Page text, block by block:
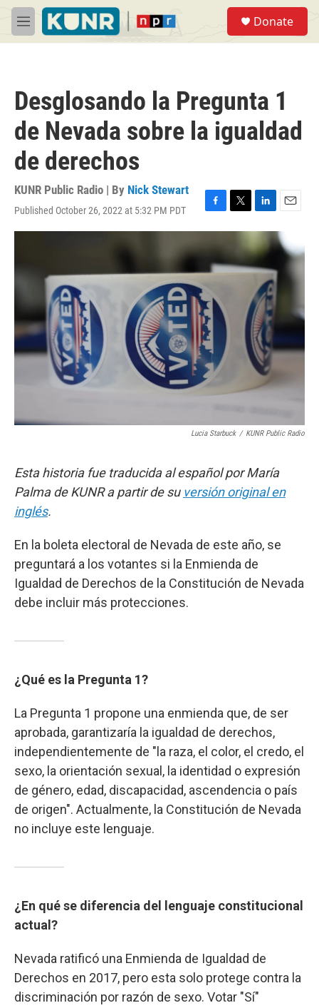
Skip to main content
M
e
Donate
Desglosando la Pregunta 1
de Nevada sobre la igualdad
de derechos
KUNR Public Radio | By Nick Stewart
Published October 26, 2022 at 5:32 PM PDT
F
a
e
b
o
k
T
w
t
t
L
i
n
k
e
I
n
E
m
a
Lucia Starbuck / KUNR Public Radio
Esta historia fue traducida al español por María
Palma de KUNR a partir de su versión original en
inglés.
En la boleta electoral de Nevada de este año, se
preguntará a los votantes si la Enmienda de
Igualdad de Derechos de la Constitución de Nevada
debe incluir más protecciones.
¿Qué es la Pregunta 1?
La Pregunta 1 propone una enmienda que, de ser
aprobada, garantizaría la igualdad de derechos,
independientemente de "la raza, el color, el credo, el
sexo, la orientación sexual, la identidad o expresión
de género, edad, discapacidad, ascendencia o país
de origen". Actualmente, la Constitución de Nevada
no incluye este lenguaje.
¿En qué se diferencia del lenguaje constitucional
actual?
Nevada ratificó una Enmienda de Igualdad de
Derechos en 2017, pero esta solo protege contra la
discriminación por razón de sexo. Votar "Sí"